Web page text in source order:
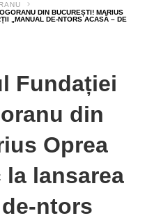
DIN BUCUREȘTI! MARIUS
„MANUAL DE-NTORS ACASĂ – DE
Fundației
din
Oprea
lansarea
ntors